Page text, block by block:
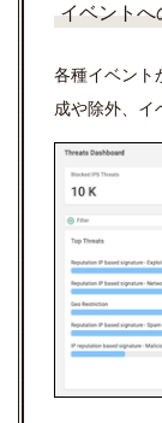
イベントへ
各種イベント
成や除外、イ